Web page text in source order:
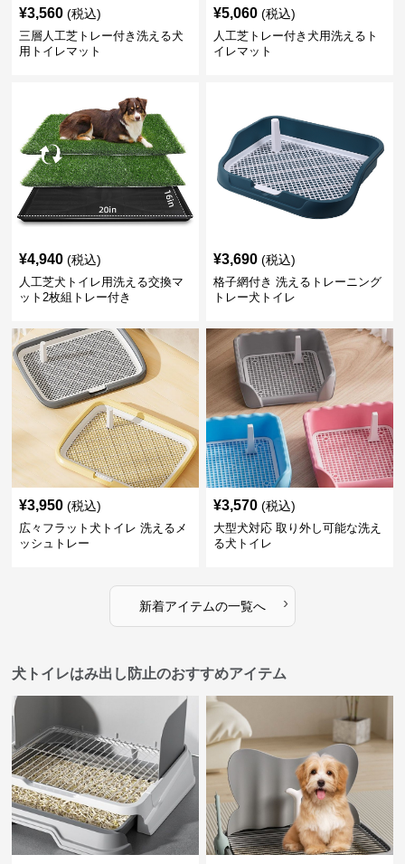
¥3,560 (税込)
三層人工芝トレー付き洗える犬
用トイレマット
¥5,060 (税込)
人工芝トレー付き犬用洗えるト
イレマット
¥4,940 (税込)
人工芝犬トイレ用洗える交換マ
ット2枚組トレー付き
¥3,690 (税込)
格子網付き 洗えるトレーニング
トレー犬トイレ
¥3,950 (税込)
広々フラット犬トイレ 洗えるメ
ッシュトレー
¥3,570 (税込)
大型犬対応 取り外し可能な洗え
る犬トイレ
新着アイテムの一覧へ ›
犬トイレはみ出し防止のおすすめアイテム